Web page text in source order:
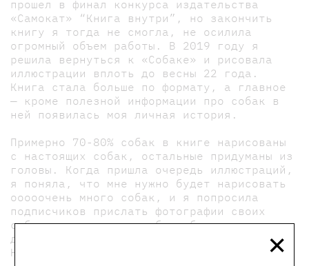
×
прошел в финал конкурса издательства
«Самокат» “Книга внутри”, но закончить
книгу я тогда не смогла, не осилила
огромный объем работы. В 2019 году я
решила вернуться к «Собаке» и рисовала
иллюстрации вплоть до весны 22 года.
Книга стала больше по формату, а главное
— кроме полезной информации про собак в
ней появилась моя личная история.
Примерно 70-80% собак в книге нарисованы
с настоящих собак, остальные придуманы из
головы. Когда пришла очередь иллюстраций,
я поняла, что мне нужно будет нарисовать
ооооочень много собак, и я попросила
подписчиков прислать фотографии своих
собак, которые можно было бы использовать
для книжки. Мне пришло больше 800 писем!
Несколько тысяч фотографий!